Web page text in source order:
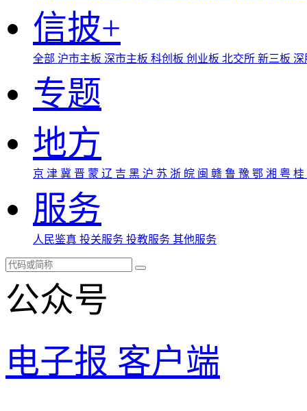
信披+
全部 沪市主板 深市主板 科创板 创业板 北交所 新三板
专题
地方
京 津 冀 晋 蒙 辽 吉 黑 沪 苏 浙 皖 闽 赣 鲁 豫 鄂 湘 粤 桂
服务
人民鉴真 投关服务 投教服务 其他服务
公众号
电子报 客户端